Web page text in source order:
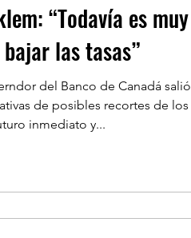
“Todavía es
las tasas”
del Banco de Canadá
de posibles recortes de
inmediato y...